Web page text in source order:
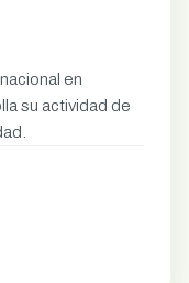
en
su actividad de